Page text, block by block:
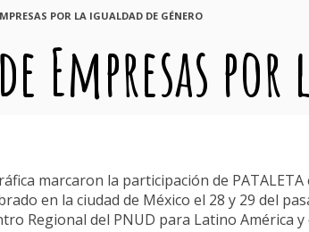
POR LA IGUALDAD DE GÉNERO
Empresas
marcaron la participación de PATALETA
en la ciudad de México el 28 y 29 del
Regional del PNUD para Latino América y